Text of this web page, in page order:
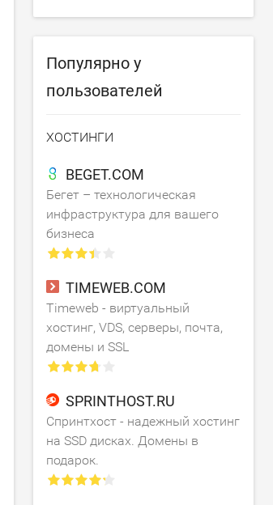
Популярно у
пользователей
ХОСТИНГИ
BEGET.COM
Бегет – технологическая
инфраструктура для вашего
бизнеса
TIMEWEB.COM
Timeweb - виртуальный
хостинг, VDS, серверы, почта,
домены и SSL
SPRINTHOST.RU
Спринтхост - надежный хостинг
на SSD дисках. Домены в
подарок.